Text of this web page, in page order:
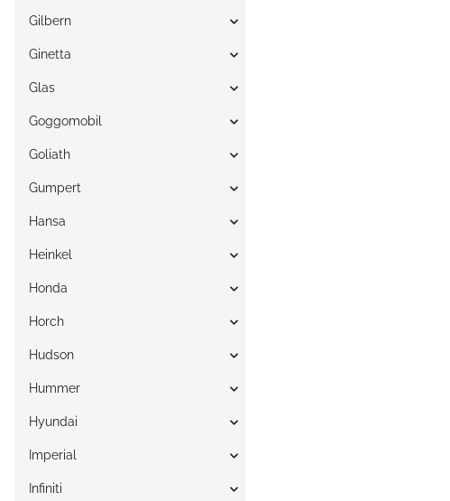
Gilbern
Ginetta
Glas
Goggomobil
Goliath
Gumpert
Hansa
Heinkel
Honda
Horch
Hudson
Hummer
Hyundai
Imperial
Infiniti